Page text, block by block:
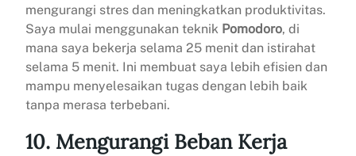
mengurangi stres dan meningkatkan produktivitas.
Saya mulai menggunakan teknik Pomodoro, di
mana saya bekerja selama 25 menit dan istirahat
selama 5 menit. Ini membuat saya lebih efisien dan
mampu menyelesaikan tugas dengan lebih baik
tanpa merasa terbebani.
10. Mengurangi Beban Kerja